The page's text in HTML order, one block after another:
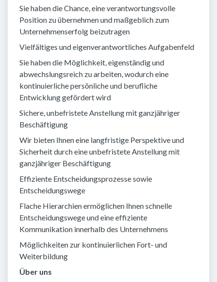
Sie haben die Chance, eine verantwortungsvolle
Position zu übernehmen und maßgeblich zum
Unternehmenserfolg beizutragen
Vielfältiges und eigenverantwortliches Aufgabenfeld
Sie haben die Möglichkeit, eigenständig und
abwechslungsreich zu arbeiten, wodurch eine
kontinuierliche persönliche und berufliche
Entwicklung gefördert wird
Sichere, unbefristete Anstellung mit ganzjähriger
Beschäftigung
Wir bieten Ihnen eine langfristige Perspektive und
Sicherheit durch eine unbefristete Anstellung mit
ganzjähriger Beschäftigung
Effiziente Entscheidungsprozesse sowie
Entscheidungswege
Flache Hierarchien ermöglichen Ihnen schnelle
Entscheidungswege und eine effiziente
Kommunikation innerhalb des Unternehmens
Möglichkeiten zur kontinuierlichen Fort- und
Weiterbildung
Über uns